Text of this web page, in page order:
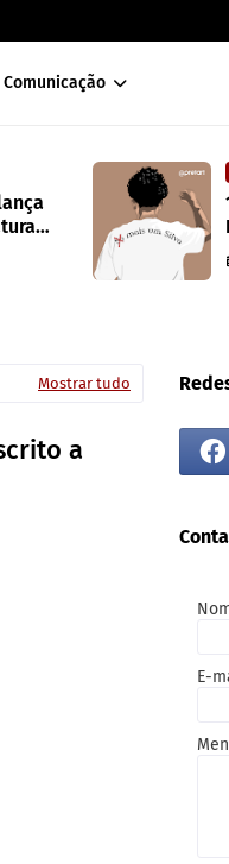
política de cotas raciais
de ruptura na
Mostrar tudo
a
E-